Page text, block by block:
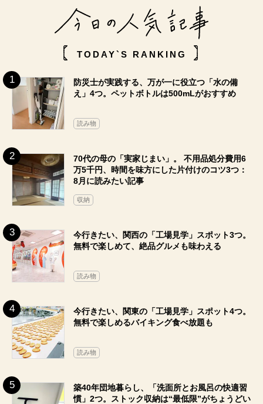
TODAY`S RANKING
防災士が実践する、万が一に役立つ「水の備
え」4つ。ペットボトルは500mLがおすすめ
読み物
70代の母の「実家じまい」。 不用品処分費用6
万5千円、時間を味方にした片付けのコツ3つ：
8月に読みたい記事
収納
今行きたい、関西の「工場見学」スポット3つ。
無料で楽しめて、絶品グルメも味わえる
読み物
今行きたい、関東の「工場見学」スポット4つ。
無料で楽しめるバイキング食べ放題も
読み物
築40年団地暮らし、「洗面所とお風呂の快適習
慣」2つ。ストック収納は“最低限”がちょうどい